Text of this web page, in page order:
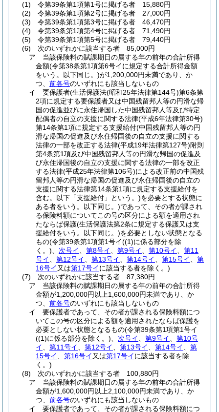
(1)
令第39条第1項第1号に掲げる者 15,880円
(2)
令第39条第1項第2号に掲げる者 27,000円
(3)
令第39条第1項第3号に掲げる者 46,470円
(4)
令第39条第1項第4号に掲げる者 71,490円
(5)
令第39条第1項第5号に掲げる者 79,440円
(6)
次のいずれかに該当する者 85,000円
ア
当該保険料の賦課期日の属する年の前年の合計所得
金額(令第38条第1項第6号イに規定する合計所得金額
をいう。以下同じ。)が1,200,000円未満であり、か
つ、 前各号のいずれにも該当しないもの
イ
要保護者(生活保護法(昭和25年法律第144号)第6条第
2項に規定する要保護者又は中国残留邦人等の円滑な帰
国の促進並びに永住帰国した中国残留邦人等及び特定
配偶者の自立の支援に関する法律(平成6年法律第30号)
第14条第1項に規定する支援給付(中国残留邦人等の円
滑な帰国の促進及び永住帰国後の自立の支援に関する
法律の一部を改正する法律(平成19年法律第127号)附則
第4条第1項及び中国残留邦人等の円滑な帰国の促進及
び永住帰国後の自立の支援に関する法律の一部を改正
する法律(平成25年法律第106号)による改正前の中国残
留邦人等の円滑な帰国の促進及び永住帰国後の自立の
支援に関する法律第14条第1項に規定する支援給付を
含む。以下「支援給付」という。)を必要とする状態に
ある者をいう。以下同じ。)であって、その者が課され
る保険料額についてこの号の区分による額を適用され
たならば保護(生活保護法第2条に規定する保護又は支
援給付をいう。以下同じ。)を必要としない状態となる
もの(令第39条第1項第1号イ((1)に係る部分を除
く。)
次号イ 第8号イ 第9号イ 第10号イ
第11
号イ
第12号イ 第13号イ 第14号イ 第15号イ
第
16号イ 又は第17号イに該当する者を除く。)
(7)
次のいずれかに該当する者 87,380円
ア
当該保険料の賦課期日の属する年の前年の合計所得
金額が1,200,000円以上1,600,000円未満であり、か
つ、 前各号のいずれにも該当しないもの
イ
要保護者であって、その者が課される保険料額につ
いてこの号の区分による額を適用されたならば保護を
必要としない状態となるもの(令第39条第1項第1号イ
((1)に係る部分を除く。) 次号イ 第9号イ
第10号
イ
第11号イ 第12号イ 第13号イ 第14号イ
第
15号イ
第16号イ 又は第17号イに該当する者を除
く。)
(8)
次のいずれかに該当する者 100,880円
ア
当該保険料の賦課期日の属する年の前年の合計所得
金額が1,600,000円以上2,100,000円未満であり、か
つ、 前各号のいずれにも該当しないもの
イ
要保護者であって、その者が課される保険料額につ